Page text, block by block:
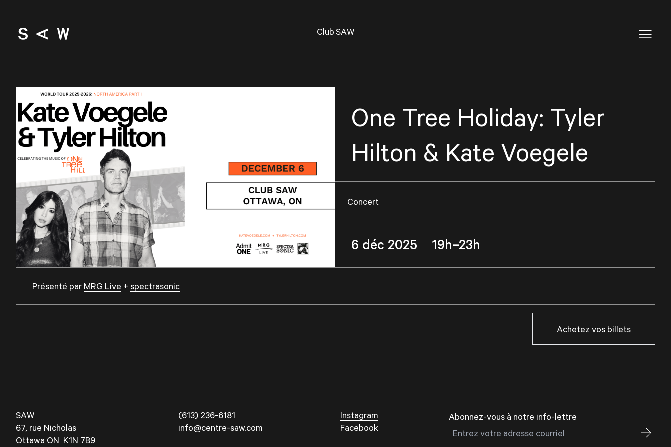
Club SAW
One Tree Holiday: Tyler
Hilton & Kate Voegele
Concert
6 déc 2025 19h–23h
Présenté par MRG Live + spectrasonic
Achetez vos billets
SAW
67, rue Nicholas
Ottawa ON K1N 7B9
(613) 236-6181
info@centre-saw.com
Instagram
Facebook
Abonnez-vous à notre info-lettre
Courriel